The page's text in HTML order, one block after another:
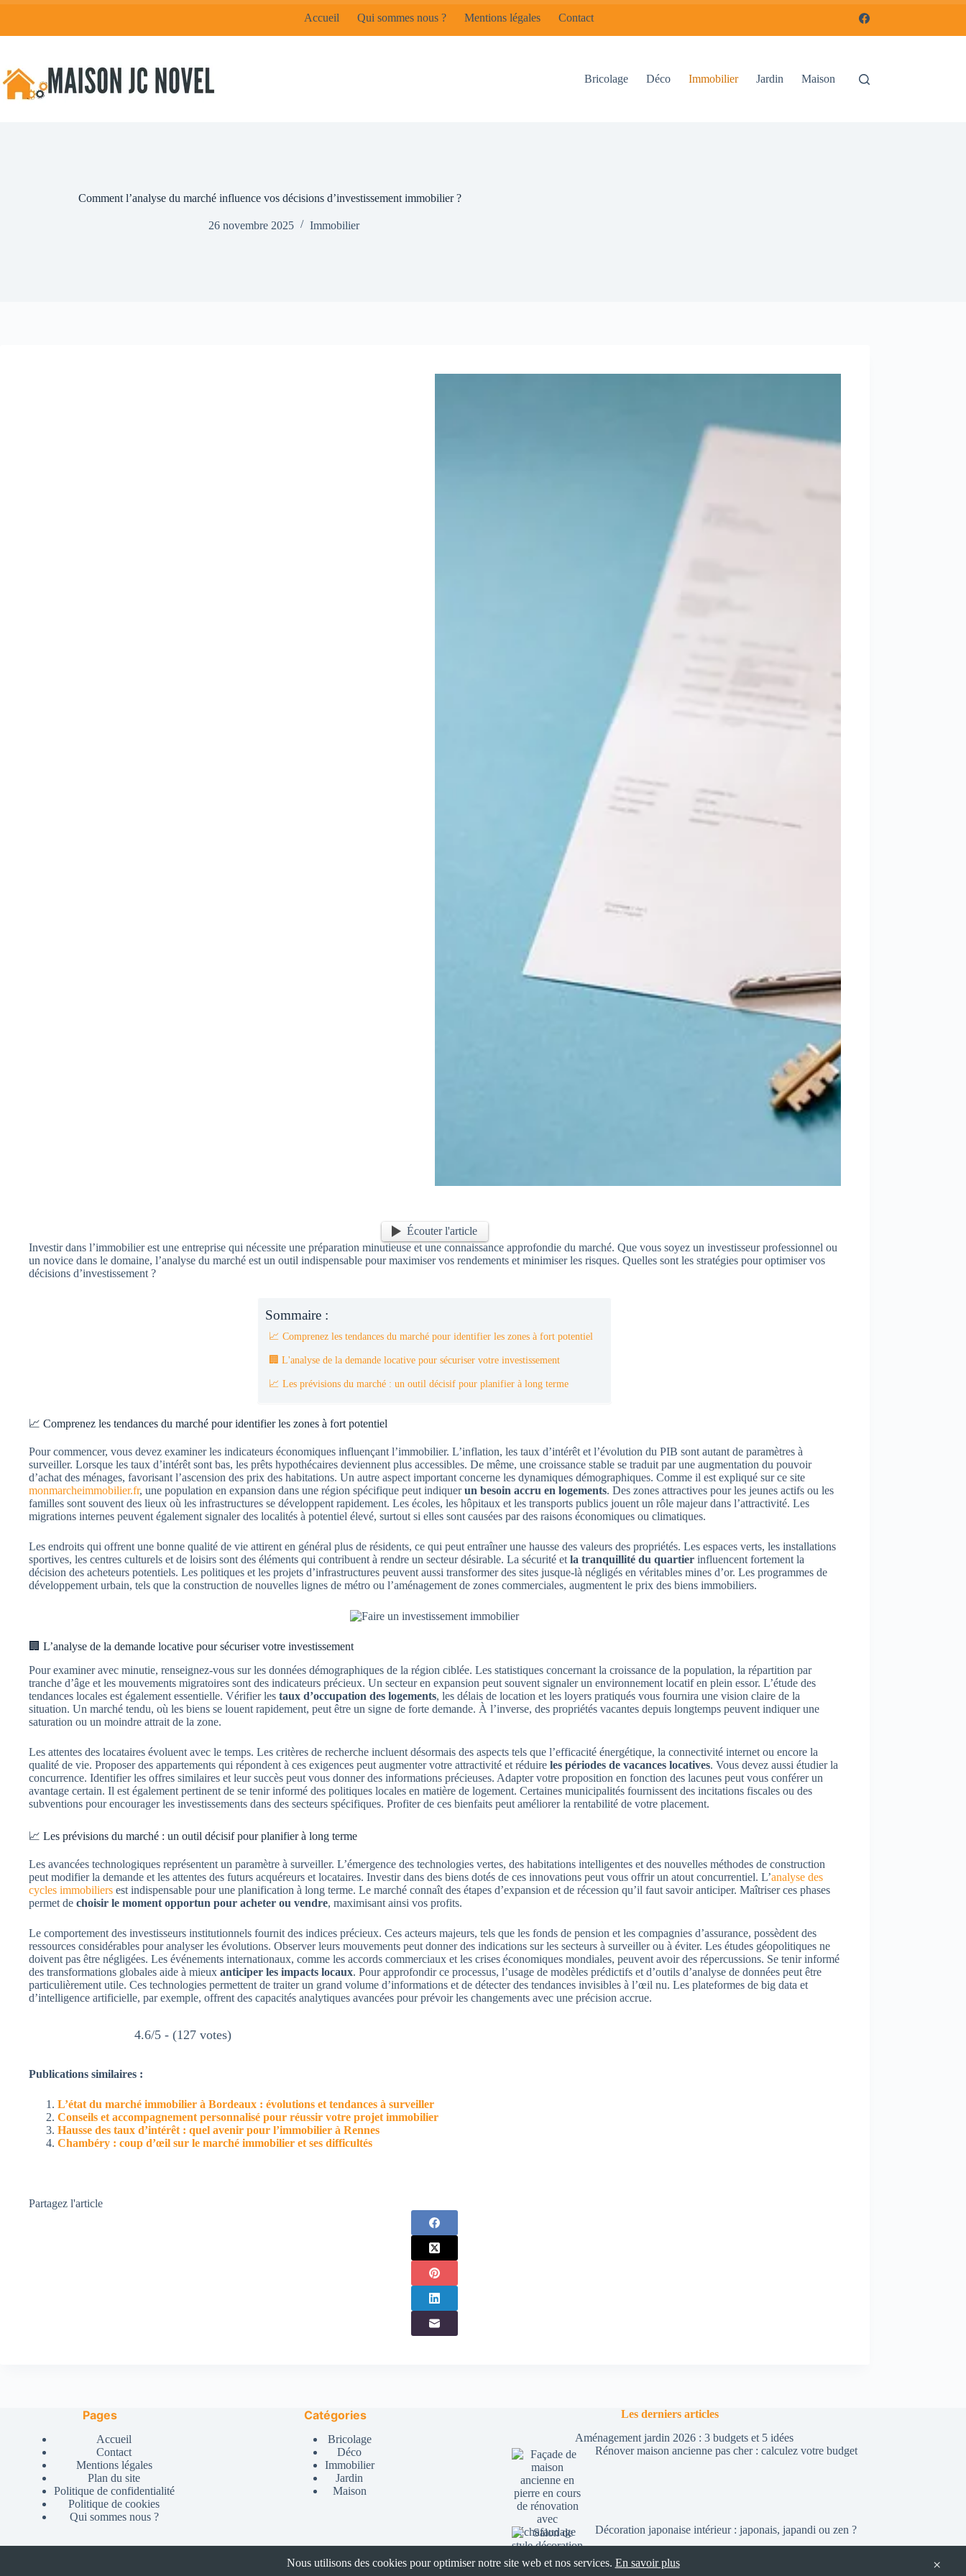
Accueil Qui sommes nous ? Mentions légales Contact
Bricolage Déco Immobilier Jardin Maison
Comment l’analyse du marché influence vos décisions d’investissement immobilier ?
26 novembre 2025 Immobilier
Écouter l'article
Investir dans l’immobilier est une entreprise qui nécessite une préparation minutieuse et une connaissance approfondie du marché. Que vous soyez un investisseur professionnel ou
un novice dans le domaine, l’analyse du marché est un outil indispensable pour maximiser vos rendements et minimiser les risques. Quelles sont les stratégies pour optimiser vos
décisions d’investissement ?
Sommaire :
📈 Comprenez les tendances du marché pour identifier les zones à fort potentiel
🏢 L'analyse de la demande locative pour sécuriser votre investissement
📈 Les prévisions du marché : un outil décisif pour planifier à long terme
📈 Comprenez les tendances du marché pour identifier les zones à fort potentiel
Pour commencer, vous devez examiner les indicateurs économiques influençant l’immobilier. L’inflation, les taux d’intérêt et l’évolution du PIB sont autant de paramètres à
surveiller. Lorsque les taux d’intérêt sont bas, les prêts hypothécaires deviennent plus accessibles. De même, une croissance stable se traduit par une augmentation du pouvoir
d’achat des ménages, favorisant l’ascension des prix des habitations. Un autre aspect important concerne les dynamiques démographiques. Comme il est expliqué sur ce site
monmarcheimmobilier.fr, une population en expansion dans une région spécifique peut indiquerun besoin accru en logements. Des zones attractives pour les jeunes actifs ou les
familles sont souvent des lieux où les infrastructures se développent rapidement. Les écoles, les hôpitaux et les transports publics jouent un rôle majeur dans l’attractivité. Les
migrations internes peuvent également signaler des localités à potentiel élevé, surtout si elles sont causées par des raisons économiques ou climatiques.
Les endroits qui offrent une bonne qualité de vie attirent en général plus de résidents, ce qui peut entraîner une hausse des valeurs des propriétés. Les espaces verts, les installations
sportives, les centres culturels et de loisirs sont des éléments qui contribuent à rendre un secteur désirable. La sécurité et la tranquillité du quartier influencent fortement la
décision des acheteurs potentiels. Les politiques et les projets d’infrastructures peuvent aussi transformer des sites jusque-là négligés en véritables mines d’or. Les programmes de
développement urbain, tels que la construction de nouvelles lignes de métro ou l’aménagement de zones commerciales, augmentent le prix des biens immobiliers.
🏢 L’analyse de la demande locative pour sécuriser votre investissement
Pour examiner avec minutie, renseignez-vous sur les données démographiques de la région ciblée. Les statistiques concernant la croissance de la population, la répartition par
tranche d’âge et les mouvements migratoires sont des indicateurs précieux. Un secteur en expansion peut souvent signaler un environnement locatif en plein essor. L’étude des
tendances locales est également essentielle. Vérifier les taux d’occupation des logements, les délais de location et les loyers pratiqués vous fournira une vision claire de la
situation. Un marché tendu, où les biens se louent rapidement, peut être un signe de forte demande. À l’inverse, des propriétés vacantes depuis longtemps peuvent indiquer une
saturation ou un moindre attrait de la zone.
Les attentes des locataires évoluent avec le temps. Les critères de recherche incluent désormais des aspects tels que l’efficacité énergétique, la connectivité internet ou encore la
qualité de vie. Proposer des appartements qui répondent à ces exigences peut augmenter votre attractivité et réduire les périodes de vacances locatives. Vous devez aussi étudier la
concurrence. Identifier les offres similaires et leur succès peut vous donner des informations précieuses. Adapter votre proposition en fonction des lacunes peut vous conférer un
avantage certain. Il est également pertinent de se tenir informé des politiques locales en matière de logement. Certaines municipalités fournissent des incitations fiscales ou des
subventions pour encourager les investissements dans des secteurs spécifiques. Profiter de ces bienfaits peut améliorer la rentabilité de votre placement.
📈 Les prévisions du marché : un outil décisif pour planifier à long terme
Les avancées technologiques représentent un paramètre à surveiller. L’émergence des technologies vertes, des habitations intelligentes et des nouvelles méthodes de construction
peut modifier la demande et les attentes des futurs acquéreurs et locataires. Investir dans des biens dotés de ces innovations peut vous offrir un atout concurrentiel. L’analyse des
cycles immobiliers est indispensable pour une planification à long terme. Le marché connaît des étapes d’expansion et de récession qu’il faut savoir anticiper. Maîtriser ces phases
permet de choisir le moment opportun pour acheter ou vendre, maximisant ainsi vos profits.
Le comportement des investisseurs institutionnels fournit des indices précieux. Ces acteurs majeurs, tels que les fonds de pension et les compagnies d’assurance, possèdent des
ressources considérables pour analyser les évolutions. Observer leurs mouvements peut donner des indications sur les secteurs à surveiller ou à éviter. Les études géopolitiques ne
doivent pas être négligées. Les événements internationaux, comme les accords commerciaux et les crises économiques mondiales, peuvent avoir des répercussions. Se tenir informé
des transformations globales aide à mieux anticiper les impacts locaux. Pour approfondir ce processus, l’usage de modèles prédictifs et d’outils d’analyse de données peut être
particulièrement utile. Ces technologies permettent de traiter un grand volume d’informations et de détecter des tendances invisibles à l’œil nu. Les plateformes de big data et
d’intelligence artificielle, par exemple, offrent des capacités analytiques avancées pour prévoir les changements avec une précision accrue.
4.6/5 - (127 votes)
Publications similaires :
L’état du marché immobilier à Bordeaux : évolutions et tendances à surveiller
Conseils et accompagnement personnalisé pour réussir votre projet immobilier
Hausse des taux d’intérêt : quel avenir pour l’immobilier à Rennes
Chambéry : coup d’œil sur le marché immobilier et ses difficultés
Partagez l'article
Pages
Accueil
Contact
Mentions légales
Plan du site
Politique de confidentialité
Politique de cookies
Qui sommes nous ?
Catégories
Bricolage
Déco
Immobilier
Jardin
Maison
Les derniers articles
Aménagement jardin 2026 : 3 budgets et 5 idées
Rénover maison ancienne pas cher : calculez votre budget
Décoration japonaise intérieur : japonais, japandi ou zen ?
×
Nous utilisons des cookies pour optimiser notre site web et nos services. En savoir plus